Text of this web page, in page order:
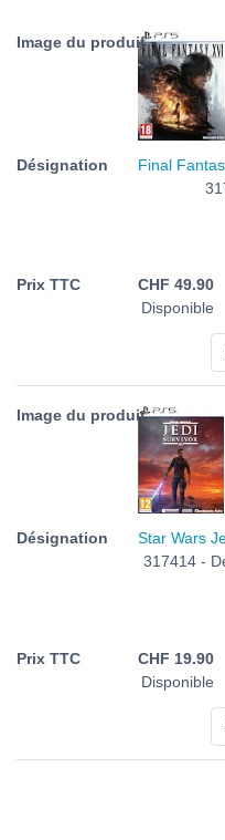
Final
CHF 49.90
Disponible
Star Wars
317414 -
CHF 19.90
Disponible